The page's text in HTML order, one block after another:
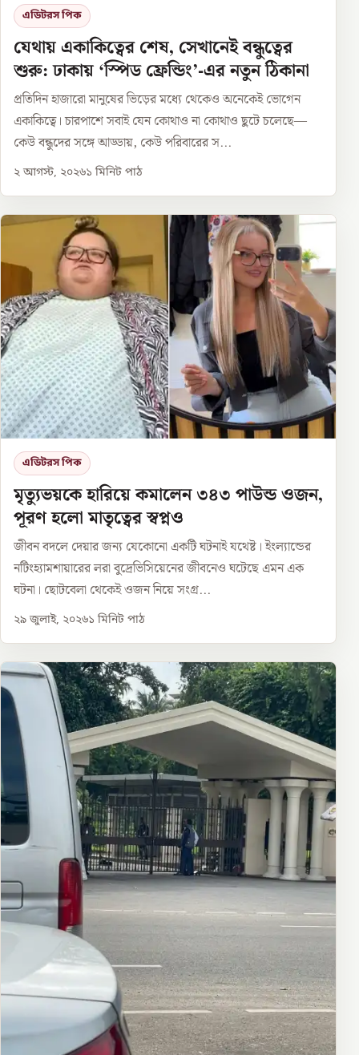
এডিটরস পিক
যেথায় একাকিত্বের শেষ, সেখানেই বন্ধুত্বের
শুরু: ঢাকায় ‘স্পিড ফ্রেন্ডিং’-এর নতুন ঠিকানা
প্রতিদিন হাজারো মানুষের ভিড়ের মধ্যে থেকেও অনেকেই ভোগেন
একাকিত্বে। চারপাশে সবাই যেন কোথাও না কোথাও ছুটে চলেছে—
কেউ বন্ধুদের সঙ্গে আড্ডায়, কেউ পরিবারের স...
২ আগস্ট, ২০২৬১ মিনিট পাঠ
এডিটরস পিক
মৃত্যুভয়কে হারিয়ে কমালেন ৩৪৩ পাউন্ড ওজন,
পূরণ হলো মাতৃত্বের স্বপ্নও
জীবন বদলে দেয়ার জন্য যেকোনো একটি ঘটনাই যথেষ্ট। ইংল্যান্ডের
নটিংহ্যামশায়ারের লরা বুদ্রেভিসিয়েনের জীবনেও ঘটেছে এমন এক
ঘটনা। ছোটবেলা থেকেই ওজন নিয়ে সংগ্র...
২৯ জুলাই, ২০২৬১ মিনিট পাঠ